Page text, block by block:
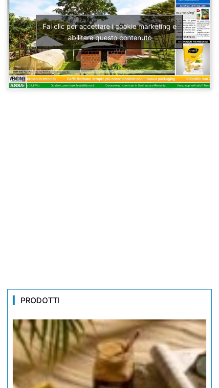
Fai clic per accettare i cookie marketing e
abilitare questo contenuto
PRODOTTI